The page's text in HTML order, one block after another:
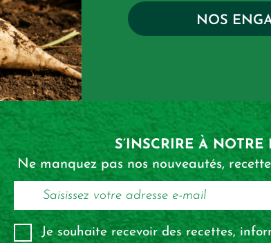
NOS
S’INSCRIRE À NOTRE
Ne manquez pas nos nouveautés,
Je souhaite recevoir des recettes,